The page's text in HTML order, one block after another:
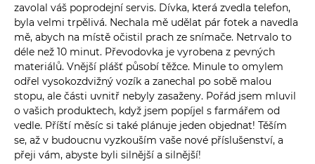
zavolal váš poprodejní servis. Dívka, která zvedla telefon,
byla velmi trpělivá. Nechala mě udělat pár fotek a navedla
mě, abych na místě očistil prach ze snímače. Netrvalo to
déle než 10 minut. Převodovka je vyrobena z pevných
materiálů. Vnější plášť působí těžce. Minule to omylem
odřel vysokozdvižný vozík a zanechal po sobě malou
stopu, ale části uvnitř nebyly zasaženy. Pořád jsem mluvil
o vašich produktech, když jsem popíjel s farmářem od
vedle. Příští měsíc si také plánuje jeden objednat! Těším
se, až v budoucnu vyzkouším vaše nové příslušenství, a
přeji vám, abyste byli silnější a silnější!